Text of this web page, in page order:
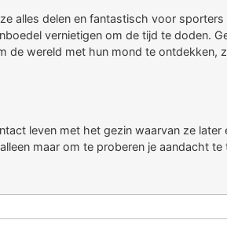
alles delen en fantastisch voor
vernietigen om de tijd te doden.
wereld met hun mond te ontdekken,
leven met het gezin waarvan ze
maar om te proberen je aandacht